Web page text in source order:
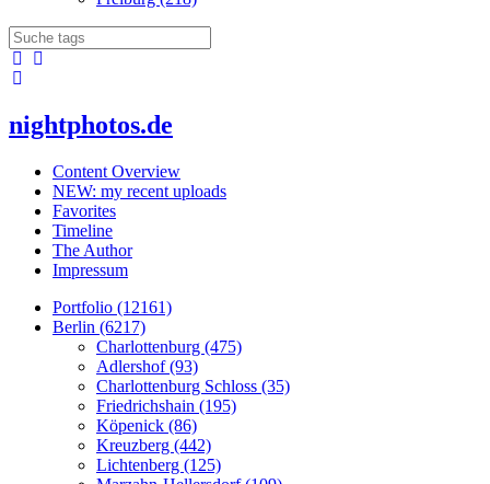
nightphotos.de
Content Overview
NEW: my recent uploads
Favorites
Timeline
The Author
Impressum
Portfolio (12161)
Berlin (6217)
Charlottenburg (475)
Adlershof (93)
Charlottenburg Schloss (35)
Friedrichshain (195)
Köpenick (86)
Kreuzberg (442)
Lichtenberg (125)